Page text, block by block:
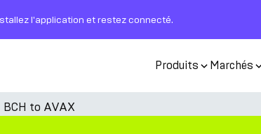
l'application et restez connecté.
Produits Marchés
BCH to AVAX